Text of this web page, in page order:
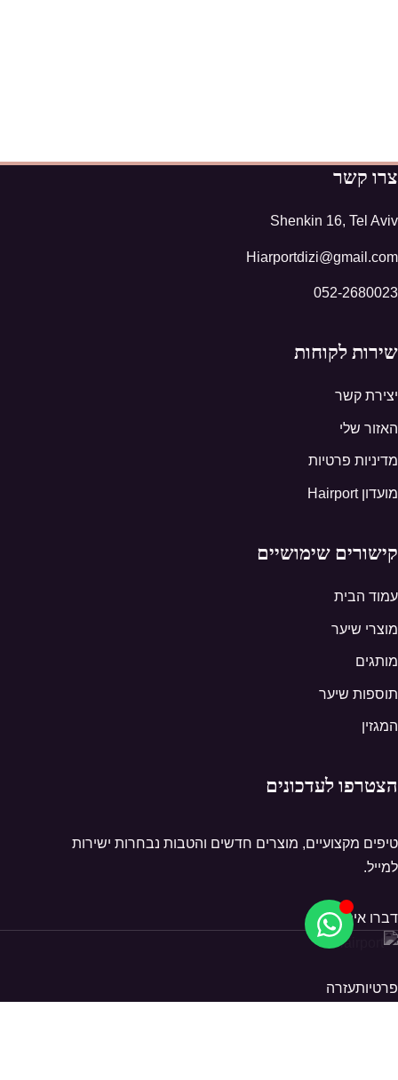
צרו קשר
Shenkin 16, Tel Aviv
Hiarportdizi@gmail.com
052-2680023
שירות לקוחות
יצירת קשר
האזור שלי
מדיניות פרטיות
מועדון Hairport
קישורים שימושיים
עמוד הבית
מוצרי שיער
מותגים
תוספות שיער
המגזין
הצטרפו לעדכונים
טיפים מקצועיים, מוצרים חדשים והטבות נבחרות ישירות
למייל.
דברו איתנו
פרטיותעזרה